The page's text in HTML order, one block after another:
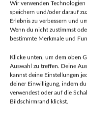
Wir verwenden
speichern und/oder darauf
Erlebnis zu verbessern und
Wenn du nicht zustimmst
bestimmte Merkmale und
Klicke unten, um dem oben
Auswahl zu treffen. Deine
kannst deine Einstellungen
deiner Einwilligung, indem
verwendest oder auf die
Bildschirmrand klickst.
Aufnäher (0)
Buttons (0)
Klamotten(0)
Girlies(0)
Pullis
Sonstige Bekleidung(0)
T-Shirts(0)
Lesbares(0)
Bücher(0)